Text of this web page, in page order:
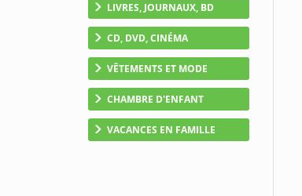
LIVRES, JOURNAUX, BD
CD, DVD, CINÉMA
VÊTEMENTS ET MODE
CHAMBRE D'ENFANT
VACANCES EN FAMILLE